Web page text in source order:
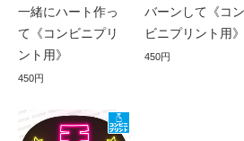
一緒にハート作っ
て《コンビニプリ
ント用》
450円
バーンして《コン
ビニプリント用》
450円